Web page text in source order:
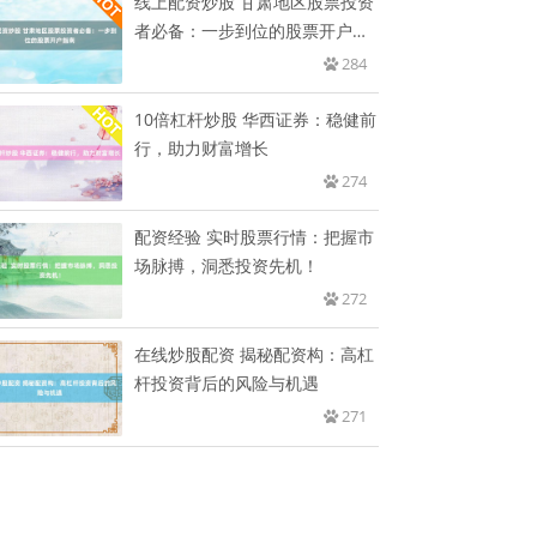
者必备：一步到位的股票开户指
284
10倍杠杆炒股 华西证券：稳健前
行，助力财富增长
274
配资经验 实时股票行情：把握市
场脉搏，洞悉投资先机！
272
在线炒股配资 揭秘配资构：高杠
杆投资背后的风险与机遇
271